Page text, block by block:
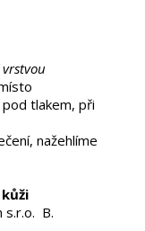
tlakem, při
nažehlíme
s.r.o. B.